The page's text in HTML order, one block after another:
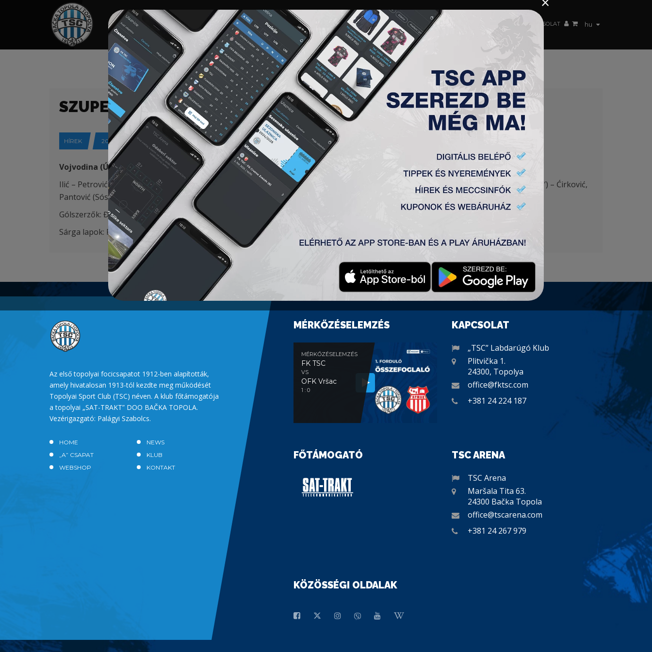
hu
HOME TÁMOGATÓK NEWS GALÉRIA „A” CSAPAT TAGSÁG JEGYEK AKKREDITÁCIÓ KLUB AKADÉMIA NŐI CSAPAT KAPCSOLAT
SZUPERLIGA (23/24) 30. FORDULÓ, VOJVODINA (Ú) – TSC 3:2
HÍREK 2024-04-15
Vojvodina (Újvidék) – FK TSC (Topolya) 3:2
Ilić – Petrović (Krstić 82′), Antonić (K), Stojić, Cvetković – Vulić (Milovanović 82′), Đakovac, Milosavljević (Jovanović 60′), Stanić (Radin 82′) – Ćirković,
Pantović (Sós 71′)
Gólszerzők: Đakovac 48′, Jovanović 79′
Sárga lapok: Petrović 8′, Ilić 26′,
Sós 88′
Az első topolyai focicsapatot 1912-ben alapították,
amely hivatalosan 1913-tól kezdte meg működését
Topolyai Sport Club (TSC) néven. A klub főtámogatója
a topolyai „SAT-TRAKT” DOO BAČKA TOPOLA.
Vezérigazgató: Palágyi Szabolcs.
HOME
NEWS
„A” CSAPAT
KLUB
WEBSHOP
KONTAKT
MÉRKŐZÉSELEMZÉS
MÉRKŐZÉSELEMZÉS
FK TSC
VS
OFK Vršac
1 : 0
KAPCSOLAT
„TSC” Labdarúgó Klub
Plitvička 1.
24300, Topolya
office@fktsc.com
+381 24 224 187
FŐTÁMOGATÓ TSC ARENA
TSC Arena
Maršala Tita 63.
24300 Bačka Topola
office@tscarena.com
+381 24 267 979
KÖZÖSSÉGI OLDALAK